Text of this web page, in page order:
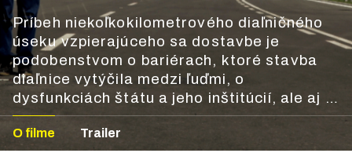
Príbeh niekoľkokilometrového diaľničného
úseku vzpierajúceho sa dostavbe je
podobenstvom o bariérach, ktoré stavba
diaľnice vytýčila medzi ľuďmi, o
dysfunkciách štátu a jeho inštitúcií, ale aj o
pominuteľnosti hodnôt.
O filme Trailer